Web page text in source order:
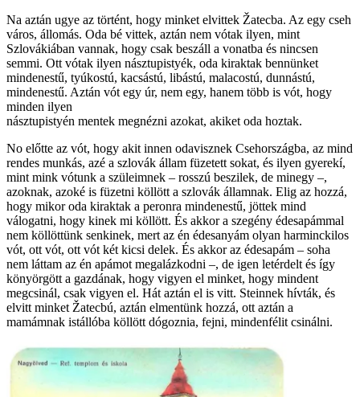
Na aztán ugye az történt, hogy minket elvittek Žatecba. Az egy cseh
város, állomás. Oda bé vittek, aztán nem vótak ilyen, mint
Szlovákiában vannak, hogy csak beszáll a vonatba és nincsen
semmi. Ott vótak ilyen násztupistyék, oda kiraktak bennünket
mindenestű, tyúkostú, kacsástú, libástú, malacostú, dunnástú,
mindenestű. Aztán vót egy úr, nem egy, hanem több is vót, hogy
minden ilyen
násztupistyén mentek megnézni azokat, akiket oda hoztak.
No előtte az vót, hogy akit innen odavisznek Csehországba, az mind
rendes munkás, azé a szlovák állam füzetett sokat, és ilyen gyerekí,
mint mink vótunk a szüleimnek – rosszú beszilek, de minegy –,
azoknak, azoké is füzetni köllött a szlovák államnak. Elig az hozzá,
hogy mikor oda kiraktak a peronra mindenestű, jöttek mind
válogatni, hogy kinek mi köllött. És akkor a szegény édesapámmal
nem köllöttünk senkinek, mert az én édesanyám olyan harminckilos
vót, ott vót, ott vót két kicsi delek. És akkor az édesapám – soha
nem láttam az én apámot megalázkodni –, de igen letérdelt és így
könyörgött a gazdának, hogy vigyen el minket, hogy mindent
megcsinál, csak vigyen el. Hát aztán el is vitt. Steinnek hívták, és
elvitt minket Žatecbú, aztán elmentünk hozzá, ott aztán a
mamámnak istállóba köllött dógoznia, fejni, mindenfélit csinálni.